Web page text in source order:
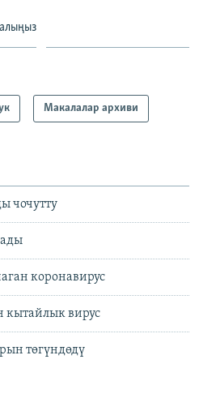
Макалалар архиви
чочутту
коронавирус
кытайлык вирус
төгүндөдү